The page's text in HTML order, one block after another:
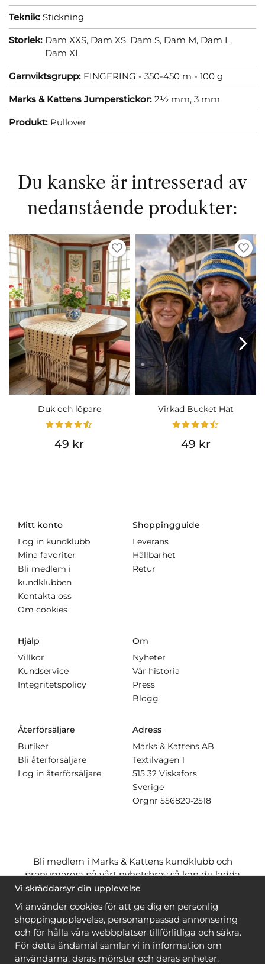
Teknik: Stickning
Storlek: Dam XXS, Dam XS, Dam S, Dam M, Dam L,
Dam XL
Garnviktsgrupp: FINGERING - 350-450 m - 100 g
Marks & Kattens Jumperstickor: 2½ mm, 3 mm
Produkt: Pullover
Du kanske är intresserad av
nedanstående produkter:
Duk och löpare
49 kr
Virkad Bucket Hat
49 kr
Mitt konto
Log in kundklubb
Mina favoriter
Bli medlem i
kundklubben
Kontakta oss
Om cookies
Shoppingguide
Leverans
Hållbarhet
Retur
Hjälp
Villkor
Kundservice
Integritetspolicy
Om
Nyheter
Vår historia
Press
Blogg
Återförsäljare
Butiker
Bli återförsäljare
Log in återförsäljare
Adress
Marks & Kattens AB
Textilvägen 1
515 32 Viskafors
Sverige
Orgnr 556820-2518
Bli medlem i Marks & Kattens kundklubb och
prenumerera på vårt nyhetsbrev så kan du ladda
ner många mönstergratisoch få många
när du handlar garn till mönstret. Du ser vilka som
är
gratis när du är inloggad
Bli medlem
Vi skräddarsyr din upplevelse
Vi använder cookies för att ge dig en personlig
shoppingupplevelse, personanpassad annonsering
och för hålla våra webbplatser tillförlitliga och säkra.
För detta ändamål samlar vi in information om
användarna, deras mönster och deras enheter.